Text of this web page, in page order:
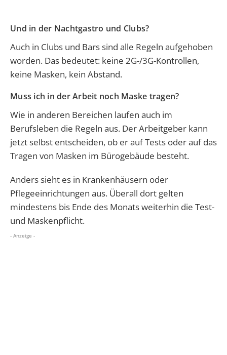
Und in der Nachtgastro und Clubs?
Auch in Clubs und Bars sind alle Regeln aufgehoben
worden. Das bedeutet: keine 2G-/3G-Kontrollen,
keine Masken, kein Abstand.
Muss ich in der Arbeit noch Maske tragen?
Wie in anderen Bereichen laufen auch im
Berufsleben die Regeln aus. Der Arbeitgeber kann
jetzt selbst entscheiden, ob er auf Tests oder auf das
Tragen von Masken im Bürogebäude besteht.
Anders sieht es in Krankenhäusern oder
Pflegeeinrichtungen aus. Überall dort gelten
mindestens bis Ende des Monats weiterhin die Test-
und Maskenpflicht.
- Anzeige -